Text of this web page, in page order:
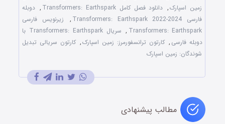
زمین اسپارک, دانلود فصل کامل Transformers: Earthspark , دوبله
فارسی Transformers: Earthspark 2022-2024
,
زیرنویس فارسی
Transformers: Earthspark
,
سریال Transformers: Earthspark با
دوبله فارسی , کارتون ترانسفورمرز: زمین اسپارک, کارتون سریالی تبدیل
شوندگان: زمین اسپارک
مطالب پیشنهادی